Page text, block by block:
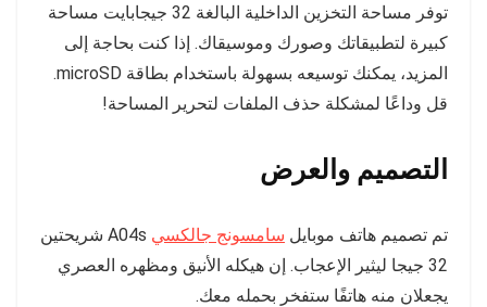
توفر مساحة التخزين الداخلية البالغة 32 جيجابايت مساحة
كبيرة لتطبيقاتك وصورك وموسيقاك. إذا كنت بحاجة إلى
المزيد، يمكنك توسيعه بسهولة باستخدام بطاقة microSD.
قل وداعًا لمشكلة حذف الملفات لتحرير المساحة!
التصميم والعرض
تم تصميم هاتف موبايل سامسونج جالكسي
A04s شريحتين
32 جيجا ليثير الإعجاب. إن هيكله الأنيق ومظهره العصري
يجعلان منه هاتفًا ستفخر بحمله معك.